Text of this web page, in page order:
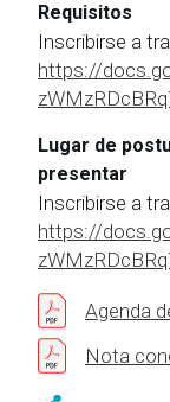
Requisitos
Inscribirse a
https://
Lugar de
presentar
Inscribirse a
https://
Agenda
Nota